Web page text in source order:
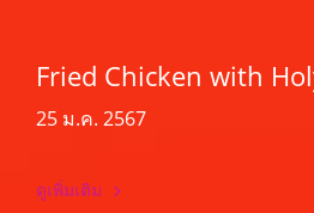
Fried Chicken
25 ม.ค. 2567
ดูเพิ่มเติม